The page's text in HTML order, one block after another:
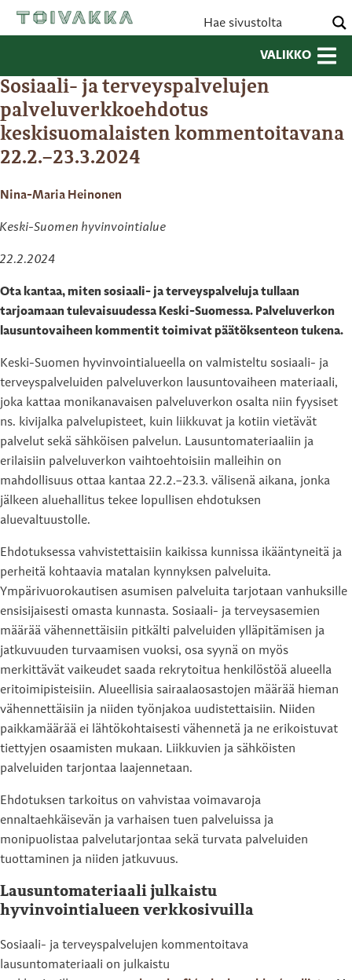
VALIKKO
Sosiaali- ja terveyspalvelujen
palveluverkkoehdotus
keskisuomalaisten kommentoitavana
22.2.–23.3.2024
Nina-Maria Heinonen
Keski-Suomen hyvinvointialue
22.2.2024
Ota kantaa, miten sosiaali- ja terveyspalveluja tullaan
tarjoamaan tulevaisuudessa Keski-Suomessa. Palveluverkon
lausuntovaiheen kommentit toimivat päätöksenteon tukena.
Keski-Suomen hyvinvointialueella on valmisteltu sosiaali- ja
terveyspalveluiden palveluverkon lausuntovaiheen materiaali,
joka kattaa monikanavaisen palveluverkon osalta niin fyysiset
ns. kivijalka palvelupisteet, kuin liikkuvat ja kotiin vietävät
palvelut sekä sähköisen palvelun. Lausuntomateriaaliin ja
erilaisiin palveluverkon vaihtoehtoisiin malleihin on
mahdollisuus ottaa kantaa 22.2.–23.3. välisenä aikana, jonka
jälkeen aluehallitus tekee lopullisen ehdotuksen
aluevaltuustolle.
Ehdotuksessa vahvistettaisiin kaikissa kunnissa ikääntyneitä ja
perheitä kohtaavia matalan kynnyksen palveluita.
Ympärivuorokautisen asumisen palveluita tarjotaan vanhuksille
ensisijaisesti omasta kunnasta. Sosiaali- ja terveysasemien
määrää vähennettäisiin pitkälti palveluiden ylläpitämisen ja
jatkuvuuden turvaamisen vuoksi, osa syynä on myös
merkittävät vaikeudet saada rekrytoitua henkilöstöä alueella
eritoimipisteisiin. Alueellisia sairaalaosastojen määrää hieman
vähennettäisiin ja niiden työnjakoa uudistettaisiin. Niiden
paikkamäärää ei lähtökohtaisesti vähennetä ja ne erikoistuvat
tiettyjen osaamisten mukaan. Liikkuvien ja sähköisten
palveluiden tarjontaa laajennetaan.
Ehdotuksen tarkoitus on vahvistaa voimavaroja
ennaltaehkäisevän ja varhaisen tuen palveluissa ja
monipuolistaa palvelutarjontaa sekä turvata palveluiden
tuottaminen ja niiden jatkuvuus.
Lausuntomateriaali julkaistu
hyvinvointialueen verkkosivuilla
Sosiaali- ja terveyspalvelujen kommentoitava
lausuntomateriaali on julkaistu